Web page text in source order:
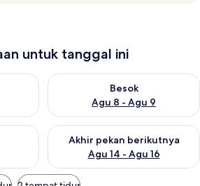
untuk tanggal ini
malam ini Agu 7 - Agu 8
Besok
Agu 8 - Agu 9
Periksa ketersediaan untuk
akhir pekan ini Agu 7 - Agu 9
Akhir pekan berikutnya
Agu 14 - Agu 16
Periksa ketersediaan untuk